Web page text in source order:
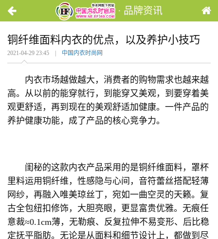
· 品牌资讯
铜纤维面料内衣的优点，以及养护小技巧
2021-04-29 23:45 | 中国内衣时尚网
内衣市场越做越大，消费者的购物需求也越来越
高。从以前的能穿就行，到能穿又美观，到要穿着美
观更舒适，再到现在的美观舒适加健康。一件产品的
养护健康功能，成了产品的核心竞争力。
闺秘的这款内衣产品采用的是铜纤维面料，罩杯
里料运用铜纤维，性感隐与心间，音符蕾丝搭配轻薄
网纱，再融入唯美琼丝丁，宛如一曲空灵的天籁。复
古全包纽扣修饰，大胆亮眼，更显富贵优雅。无痕任
意裁≈0.1cm薄，无勒痕、反复拉伸不易变形、后比稳
定抚平脂肪。无论是从面料和细节设计上，都做到尽